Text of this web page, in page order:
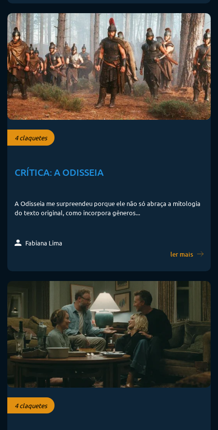
4 claquetes
CRÍTICA: A ODISSEIA
A Odisseia me surpreendeu porque ele não só abraça a mitologia
do texto original, como incorpora gêneros...
Fabiana Lima
ler mais
4 claquetes